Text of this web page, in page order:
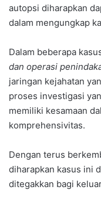
autopsi diharapkan
dalam mengungkap
Dalam beberapa
dan operasi
jaringan kejahatan
proses investigasi
memiliki kesamaan
komprehensivitas.
Dengan terus
diharapkan kasus ini
ditegakkan bagi